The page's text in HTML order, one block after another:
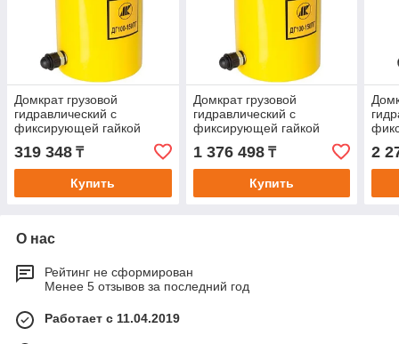
Домкрат грузовой
гидравлический с
фиксирующей гайкой
ДГ30-300ПГ
319 348 ₸
Купить
Домкрат грузовой
гидравлический с
фиксирующей гайкой
ДГ300-200ПГ
1 376 498₸
Купить
2
О нас
Рейтинг не сформирован
Менее 5 отзывов за последний год
Работает с 11.04.2019